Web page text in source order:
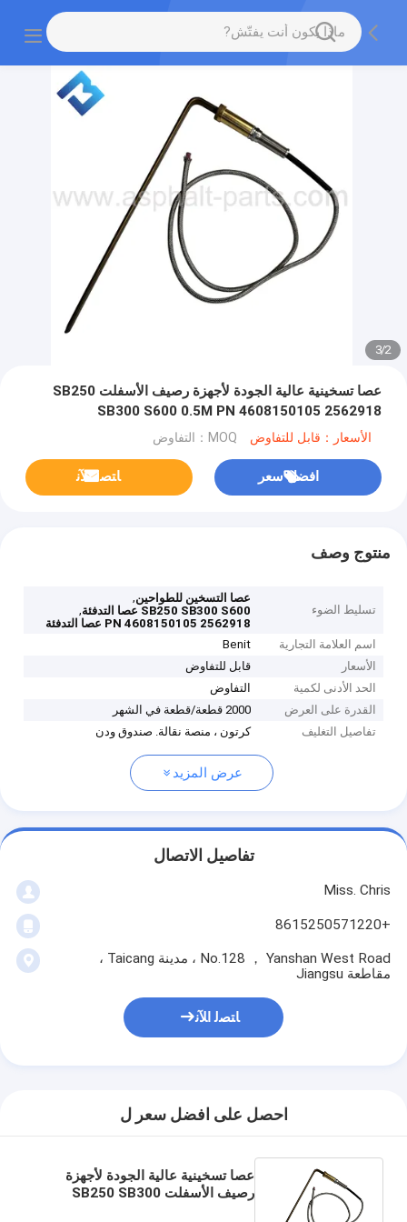
2
/
3
عصا تسخينية عالية الجودة لأجهزة رصيف الأسفلت SB250
SB300 S600 0.5M PN 4608150105 2562918
الأسعار：قابل للتفاوض MOQ：التفاوض
افضل سعر ﺎﺘﺼﻟ ﺍﻶﻧ
منتوج وصف
تسليط الضوء
عصا التسخين للطواحين,
SB250 SB300 S600 عصا التدفئة
,
PN 4608150105 2562918 عصا التدفئة
اسم العلامة التجارية
Benit
الأسعار
قابل للتفاوض
الحد الأدنى لكمية
التفاوض
القدرة على العرض
2000 قطعة/قطعة في الشهر
تفاصيل التغليف
كرتون ، منصة نقالة. صندوق ودن
عرض المزيد
تفاصيل الاتصال
Miss. Chris
+8615250571220
No.128 ， Yanshan West Road ، مدينة Taicang ،
مقاطعة Jiangsu
ﺎﺘﺼﻟ ﺍﻶﻧ
احصل على افضل سعر ل
عصا تسخينية عالية الجودة لأجهزة
رصيف الأسفلت SB250 SB300